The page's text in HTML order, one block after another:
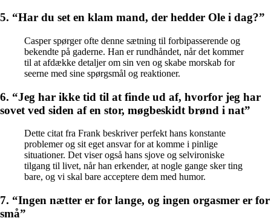
5. “Har du set en klam mand, der hedder Ole i dag?”
Casper spørger ofte denne sætning til forbipasserende og
bekendte på gaderne. Han er rundhåndet, når det kommer
til at afdække detaljer om sin ven og skabe morskab for
seerne med sine spørgsmål og reaktioner.
6. “Jeg har ikke tid til at finde ud af, hvorfor jeg har
sovet ved siden af en stor, møgbeskidt brønd i nat”
Dette citat fra Frank beskriver perfekt hans konstante
problemer og sit eget ansvar for at komme i pinlige
situationer. Det viser også hans sjove og selvironiske
tilgang til livet, når han erkender, at nogle gange sker ting
bare, og vi skal bare acceptere dem med humor.
7. “Ingen nætter er for lange, og ingen orgasmer er for
små”